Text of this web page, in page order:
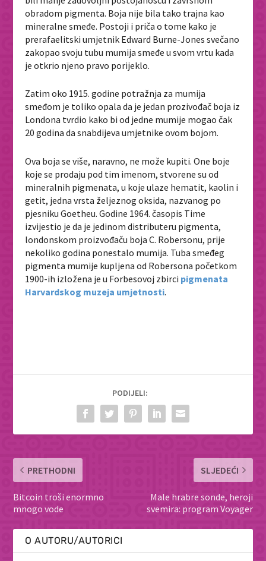
obradom pigmenta. Boja nije bila tako trajna kao
mineralne smeđe. Postoji i priča o tome kako je
prerafaelitski umjetnik Edward Burne-Jones svečano
zakopao svoju tubu mumija smeđe u svom vrtu kada
je otkrio njeno pravo porijeklo.
Zatim oko 1915. godine potražnja za mumija
smeđom je toliko opala da je jedan prozivođač boja iz
Londona tvrdio kako bi od jedne mumije mogao čak
20 godina da snabdijeva umjetnike ovom bojom.
Ova boja se više, naravno, ne može kupiti. One boje
koje se prodaju pod tim imenom, stvorene su od
mineralnih pigmenata, u koje ulaze hematit, kaolin i
getit, jedna vrsta željeznog oksida, nazvanog po
pjesniku Goetheu. Godine 1964. časopis Time
izvijestio je da je jedinom distributeru pigmenta,
londonskom proizvođaču boja C. Robersonu, prije
nekoliko godina ponestalo mumija. Tuba smeđeg
pigmenta mumije kupljena od Robersona početkom
1900-ih izložena je u Forbesovoj zbirci pigmenata
Harvardskog muzeja umjetnosti.
PODIJELI:
PRETHODNI
Bitcoin troši enormno
mnogo vode
SLJEDEĆI
Male hrabre sonde, heroji
svemira: program Voyager
O AUTORU/AUTORICI